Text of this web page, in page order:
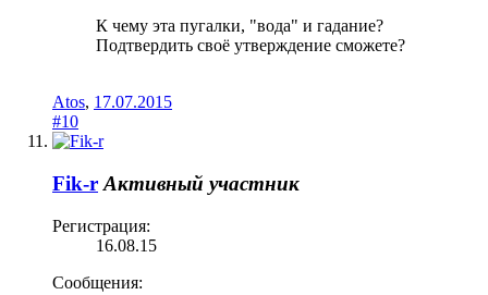
К чему эта пугалки, "вода" и гадание?
Подтвердить своё утверждение сможете?
Atos, 17.07.2015
#10
Fik-r Активный участник
Регистрация:
16.08.15
Сообщения: